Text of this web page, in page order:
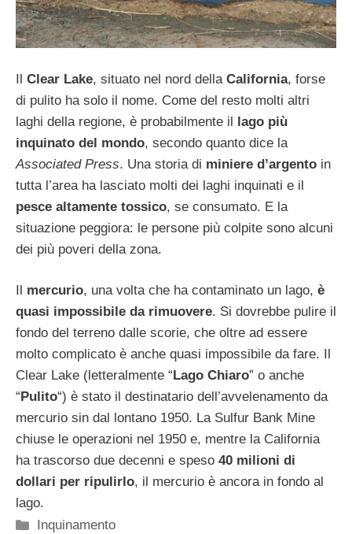
Il Clear Lake, situato nel nord della California, forse
di pulito ha solo il nome. Come del resto molti altri
laghi della regione, è probabilmente il lago più
inquinato del mondo, secondo quanto dice la
Associated Press. Una storia di miniere d’argento in
tutta l’area ha lasciato molti dei laghi inquinati e il
pesce altamente tossico, se consumato. E la
situazione peggiora: le persone più colpite sono alcuni
dei più poveri della zona.
mercurio, una volta che ha contaminato un lago, è
quasi impossibile da rimuovere. Si dovrebbe pulire il
fondo del terreno dalle scorie, che oltre ad essere
molto complicato è anche quasi impossibile da fare. Il
Clear Lake (letteralmente “ Lago Chiaro” o anche
“ Pulito“) è stato il destinatario dell’avvelenamento da
mercurio sin dal lontano 1950. La Sulfur Bank Mine
chiuse le operazioni nel 1950 e, mentre la California
ha trascorso due decenni e speso 40 milioni di
dollari per ripulirlo, il mercurio è ancora in fondo al
lago.
Categorie
Inquinamento